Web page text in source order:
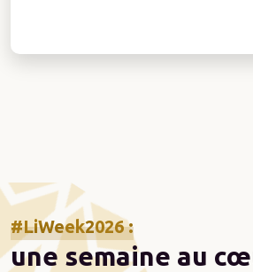
#LiWeek2026 :
une semaine au